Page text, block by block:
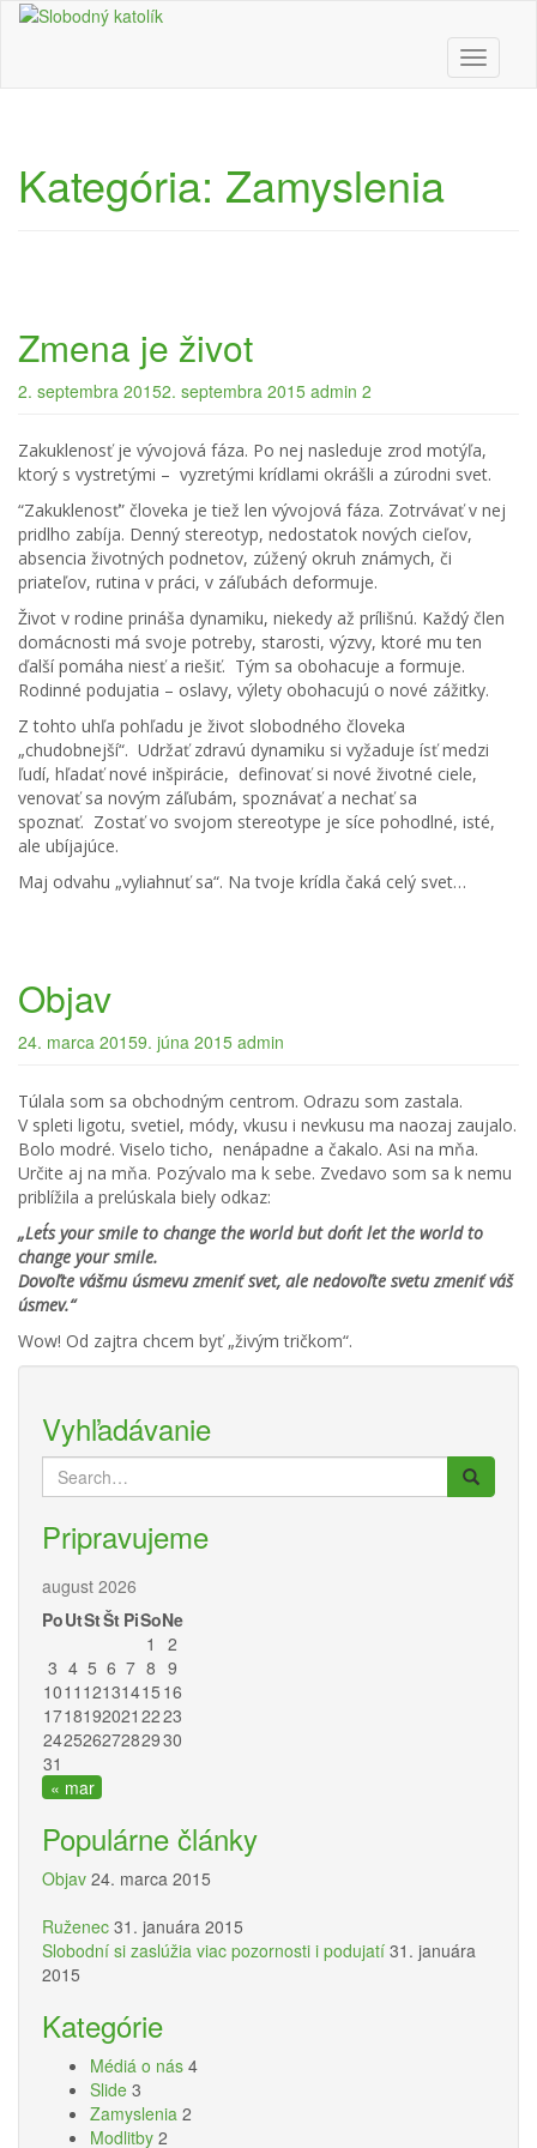
Skip
content
Toggle
Kategória: Zamyslenia
Zmena je život
2. septembra 20152. septembra 2015 admin 2
Zakuklenosť je vývojová fáza. Po nej nasleduje zrod motýľa,
ktorý s vystretými – vyzretými krídlami okrášli a zúrodni svet.
“Zakuklenosť” človeka je tiež len vývojová fáza. Zotrvávať v nej
pridlho zabíja. Denný stereotyp, nedostatok nových cieľov,
absencia životných podnetov, zúžený okruh známych, či
priateľov, rutina v práci, v záľubách deformuje.
Život v rodine prináša dynamiku, niekedy až prílišnú. Každý člen
domácnosti má svoje potreby, starosti, výzvy, ktoré mu ten
ďalší pomáha niesť a riešiť. Tým sa obohacuje a formuje.
Rodinné podujatia – oslavy, výlety obohacujú o nové zážitky.
Z tohto uhľa pohľadu je život slobodného človeka
„chudobnejší“. Udržať zdravú dynamiku si vyžaduje ísť medzi
ľudí, hľadať nové inšpirácie, definovať si nové životné ciele,
venovať sa novým záľubám, spoznávať a nechať sa
spoznať. Zostať vo svojom stereotype je síce pohodlné, isté,
ale ubíjajúce.
Maj odvahu „vyliahnuť sa“. Na tvoje krídla čaká celý svet…
Objav
24. marca 20159. júna 2015 admin
Túlala som sa obchodným centrom. Odrazu som zastala.
V spleti ligotu, svetiel, módy, vkusu i nevkusu ma naozaj zaujalo.
Bolo modré. Viselo ticho, nenápadne a čakalo. Asi na mňa.
Určite aj na mňa. Pozývalo ma k sebe. Zvedavo som sa k nemu
priblížila a prelúskala biely odkaz:
„Let´s your smile to change the world but don´t let the world to
change your smile.
Dovoľte vášmu úsmevu zmeniť svet, ale nedovoľte svetu zmeniť váš
úsmev.“
Wow! Od zajtra chcem byť „živým tričkom“.
Vyhľadávanie
Search
for:
Pripravujeme
august 2026
PoUtStŠt PiSoNe
« mar
1
2
3 4 5 6 7 8 9
1011 12131415 16
1718192021 2223
24252627282930
31
Populárne články
Objav 24. marca 2015
Ruženec 31. januára 2015
Slobodní si zaslúžia viac pozornosti i podujatí 31. januára
2015
Kategórie
Médiá o nás 4
Slide 3
Zamyslenia 2
Modlitby 2